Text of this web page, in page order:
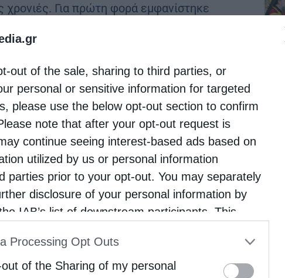
out of the sale, sharing to third parties, or
personal or sensitive information for targeted
please use the below opt-out section to confirm
note that after your opt-out request is
continue seeing interest-based ads based on
utilized by us or personal information
parties prior to your opt-out. You may separately
disclosure of your personal information by
IAB’s list of downstream participants. This
Participantsthat may further disclose it to
Processing Opt Outs
of the Sharing of my personal
χρονιές. Για πρώτη φορά εμφανίστηκε
Η